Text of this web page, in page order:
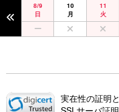
8/9
日
10
月
11
火
実在性の証明